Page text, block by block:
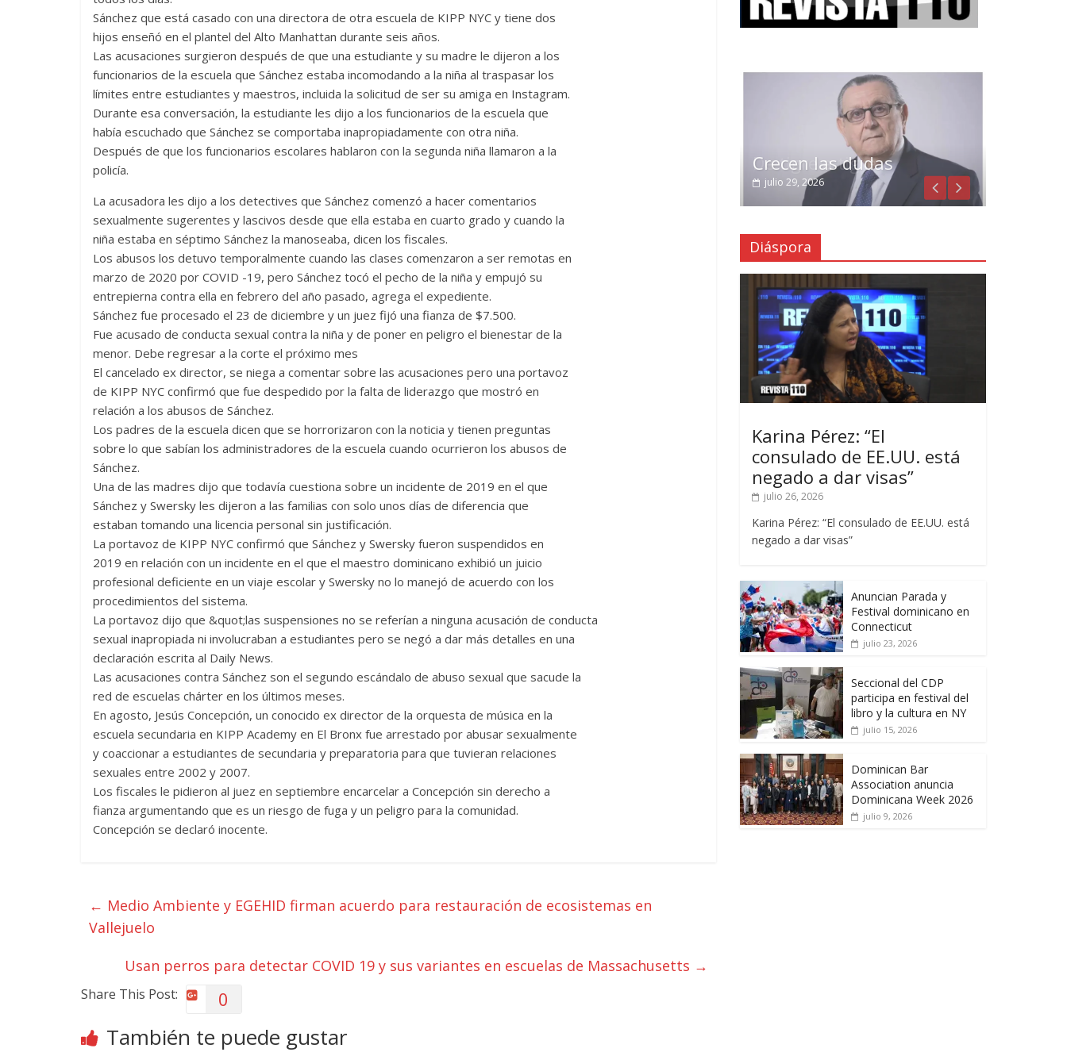
Sánchez que está casado con una directora de otra escuela de KIPP NYC y tiene dos
hijos enseñó en el plantel del Alto Manhattan durante seis años.
Las acusaciones surgieron después de que una estudiante y su madre le dijeron a los
funcionarios de la escuela que Sánchez estaba incomodando a la niña al traspasar los
límites entre estudiantes y maestros, incluida la solicitud de ser su amiga en Instagram.
Durante esa conversación, la estudiante les dijo a los funcionarios de la escuela que
había escuchado que Sánchez se comportaba inapropiadamente con otra niña.
Después de que los funcionarios escolares hablaron con la segunda niña llamaron a la
policía.
La acusadora les dijo a los detectives que Sánchez comenzó a hacer comentarios
sexualmente sugerentes y lascivos desde que ella estaba en cuarto grado y cuando la
niña estaba en séptimo Sánchez la manoseaba, dicen los fiscales.
Los abusos los detuvo temporalmente cuando las clases comenzaron a ser remotas en
marzo de 2020 por COVID -19, pero Sánchez tocó el pecho de la niña y empujó su
entrepierna contra ella en febrero del año pasado, agrega el expediente.
Sánchez fue procesado el 23 de diciembre y un juez fijó una fianza de $7.500.
Fue acusado de conducta sexual contra la niña y de poner en peligro el bienestar de la
menor. Debe regresar a la corte el próximo mes
El cancelado ex director, se niega a comentar sobre las acusaciones pero una portavoz
de KIPP NYC confirmó que fue despedido por la falta de liderazgo que mostró en
relación a los abusos de Sánchez.
Los padres de la escuela dicen que se horrorizaron con la noticia y tienen preguntas
sobre lo que sabían los administradores de la escuela cuando ocurrieron los abusos de
Sánchez.
Una de las madres dijo que todavía cuestiona sobre un incidente de 2019 en el que
Sánchez y Swersky les dijeron a las familias con solo unos días de diferencia que
estaban tomando una licencia personal sin justificación.
La portavoz de KIPP NYC confirmó que Sánchez y Swersky fueron suspendidos en
2019 en relación con un incidente en el que el maestro dominicano exhibió un juicio
profesional deficiente en un viaje escolar y Swersky no lo manejó de acuerdo con los
procedimientos del sistema.
La portavoz dijo que &quot;las suspensiones no se referían a ninguna acusación de conducta
sexual inapropiada ni involucraban a estudiantes pero se negó a dar más detalles en una
declaración escrita al Daily News.
Las acusaciones contra Sánchez son el segundo escándalo de abuso sexual que sacude la
red de escuelas chárter en los últimos meses.
En agosto, Jesús Concepción, un conocido ex director de la orquesta de música en la
escuela secundaria en KIPP Academy en El Bronx fue arrestado por abusar sexualmente
y coaccionar a estudiantes de secundaria y preparatoria para que tuvieran relaciones
sexuales entre 2002 y 2007.
Los fiscales le pidieron al juez en septiembre encarcelar a Concepción sin derecho a
fianza argumentando que es un riesgo de fuga y un peligro para la comunidad.
Concepción se declaró inocente.
← Medio Ambiente y EGEHID firman acuerdo para restauración de ecosistemas en
Vallejuelo
Usan perros para detectar COVID 19 y sus variantes en escuelas de Massachusetts →
Share This Post: 0
También te puede gustar
Crecen las dudas
julio 29, 2026
Diáspora
Karina Pérez: “El
consulado de EE.UU. está
negado a dar visas”
julio 26, 2026
Karina Pérez: “El consulado de EE.UU. está
negado a dar visas”
Anuncian Parada y
Festival dominicano en
Connecticut
julio 23, 2026
Seccional del CDP
participa en festival del
libro y la cultura en NY
julio 15, 2026
Dominican Bar
Association anuncia
Dominicana Week 2026
julio 9, 2026